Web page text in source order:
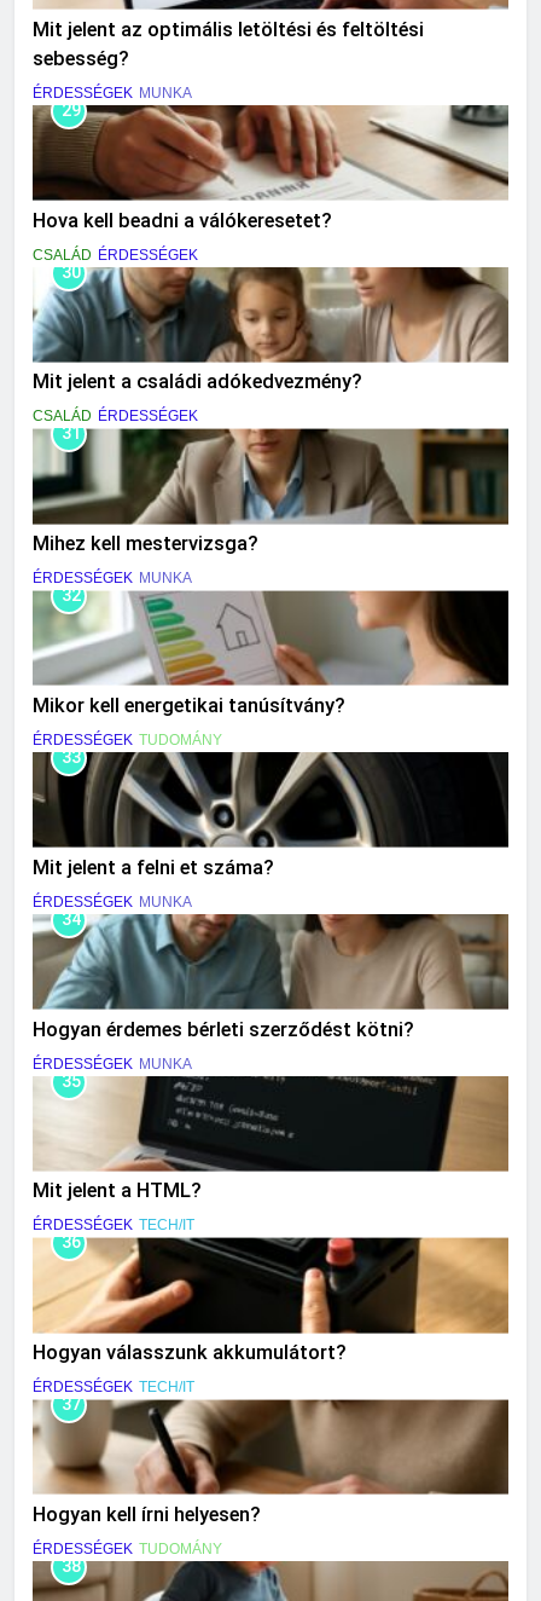
Mit jelent az optimális letöltési és feltöltési
sebesség?
ÉRDESSÉGEK MUNKA
29
Hova kell beadni a válókeresetet?
CSALÁD ÉRDESSÉGEK
30
Mit jelent a családi adókedvezmény?
CSALÁD ÉRDESSÉGEK
31
Mihez kell mestervizsga?
ÉRDESSÉGEK MUNKA
32
Mikor kell energetikai tanúsítvány?
ÉRDESSÉGEK TUDOMÁNY
33
Mit jelent a felni et száma?
ÉRDESSÉGEK MUNKA
34
Hogyan érdemes bérleti szerződést kötni?
ÉRDESSÉGEK MUNKA
35
Mit jelent a HTML?
ÉRDESSÉGEK TECH/IT
36
Hogyan válasszunk akkumulátort?
ÉRDESSÉGEK TECH/IT
37
Hogyan kell írni helyesen?
ÉRDESSÉGEK TUDOMÁNY
38